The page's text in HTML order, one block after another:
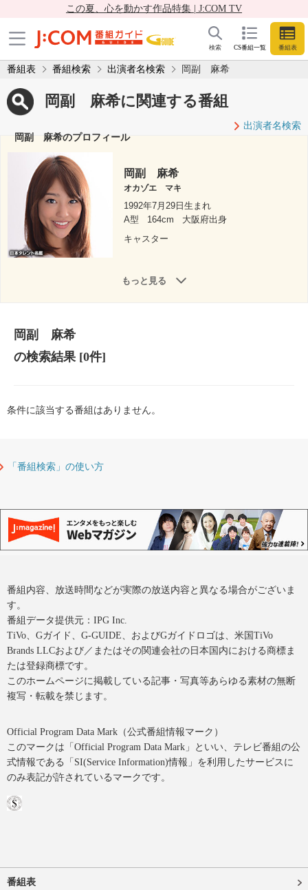
この夏、心を動かす作品特集 | J:COM TV
CS番組一覧 番組表
検索
番組表 番組検索 出演者名検索 岡副 麻希
岡副 麻希に関連する番組
出演者名検索
岡副 麻希のプロフィール
岡副 麻希
オカゾエ マキ
1992年7月29日生まれ
A型
164cm
大阪府出身
キャスター
もっと見る
岡副 麻希
の検索結果[0件]
条件に該当する番組はありません。
「番組検索」の使い方
番組内容、放送時間などが実際の放送内容と異なる場合がございま
す。
番組データ提供元：IPG Inc.
TiVo、Gガイド、G-GUIDE、およびGガイドロゴは、米国TiVo
Brands LLCおよび／またはその関連会社の日本国内における商標ま
たは登録商標です。
このホームページに掲載している記事・写真等あらゆる素材の無断
複写・転載を禁じます。
Official Program Data Mark（公式番組情報マーク）
このマークは「Official Program Data Mark」といい、テレビ番組の公
式情報である「SI(Service Information)情報」を利用したサービスに
のみ表記が許されているマークです。
番組表